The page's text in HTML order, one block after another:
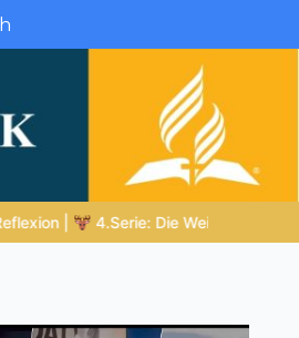
PERSON DES TAGES |